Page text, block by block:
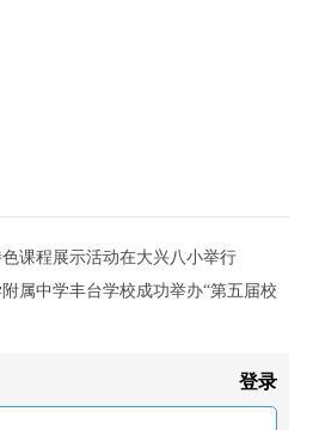
色课程展示活动在大兴八小举行
属中学丰台学校成功举办“第五届校
登录